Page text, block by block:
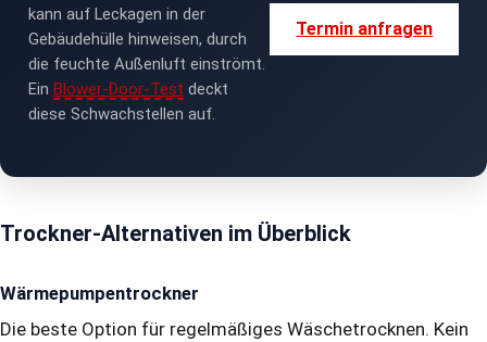
kann auf Leckagen in der
Gebäudehülle hinweisen, durch
die feuchte Außenluft einströmt.
Ein Blower-Door-Test deckt
diese Schwachstellen auf.
Termin anfragen
Trockner-Alternativen im Überblick
Wärmepumpentrockner
Die beste Option für regelmäßiges Wäschetrocknen. Kein